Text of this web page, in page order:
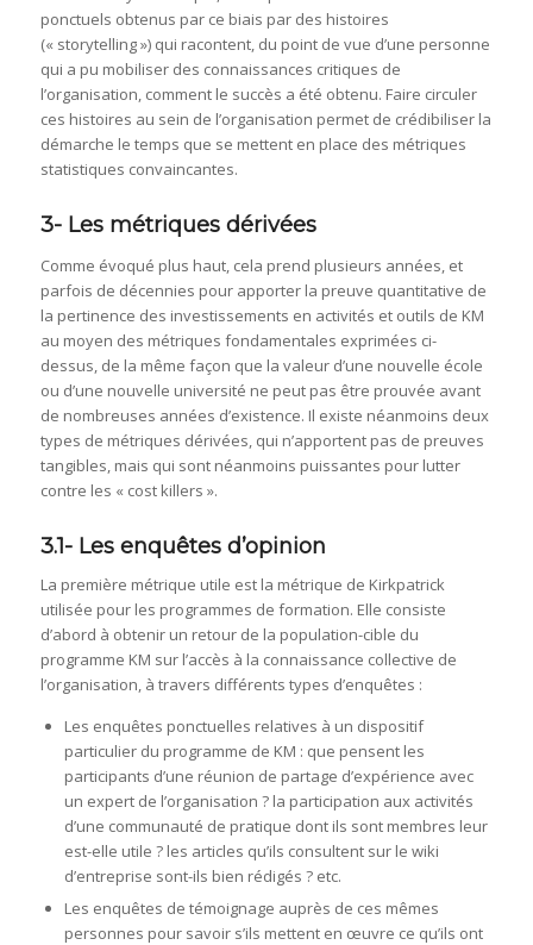
ponctuels obtenus par ce biais par des histoires
(« storytelling ») qui racontent, du point de vue d’une personne
qui a pu mobiliser des connaissances critiques de
l’organisation, comment le succès a été obtenu. Faire circuler
ces histoires au sein de l’organisation permet de crédibiliser la
démarche le temps que se mettent en place des métriques
statistiques convaincantes.
3- Les métriques dérivées
Comme évoqué plus haut, cela prend plusieurs années, et
parfois de décennies pour apporter la preuve quantitative de
la pertinence des investissements en activités et outils de KM
au moyen des métriques fondamentales exprimées ci-
dessus, de la même façon que la valeur d’une nouvelle école
ou d’une nouvelle université ne peut pas être prouvée avant
de nombreuses années d’existence. Il existe néanmoins deux
types de métriques dérivées, qui n’apportent pas de preuves
tangibles, mais qui sont néanmoins puissantes pour lutter
contre les « cost killers ».
3.1- Les enquêtes d’opinion
La première métrique utile est la métrique de Kirkpatrick
utilisée pour les programmes de formation. Elle consiste
d’abord à obtenir un retour de la population-cible du
programme KM sur l’accès à la connaissance collective de
l’organisation, à travers différents types d’enquêtes :
Les enquêtes ponctuelles relatives à un dispositif
particulier du programme de KM : que pensent les
participants d’une réunion de partage d’expérience avec
un expert de l’organisation ? la participation aux activités
d’une communauté de pratique dont ils sont membres leur
est-elle utile ? les articles qu’ils consultent sur le wiki
d’entreprise sont-ils bien rédigés ? etc.
Les enquêtes de témoignage auprès de ces mêmes
personnes pour savoir s’ils mettent en œuvre ce qu’ils ont